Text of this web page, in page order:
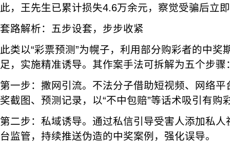
此，王先生已累计损失4.6万余元，察觉受骗后立
套路解析：五步设套，步步收紧
此类以“彩票预测”为幌子，利用部分购彩者的中奖
足，实施精准诱导。其作案手法可拆解为五个步骤
第一步：撒网引流。不法分子借助短视频、网络
奖截图、预测记录，以“不中包赔”等话术吸引有购
第二步：私域诱导。通过私信引导受害人添加私
台监管，持续推送伪造的中奖案例，强化误导。